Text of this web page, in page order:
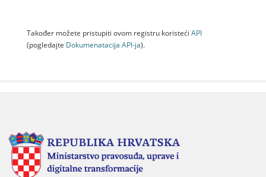
Također možete pristupiti ovom registru koristeći API
(pogledajte Dokumenаtаcijа API-jа).